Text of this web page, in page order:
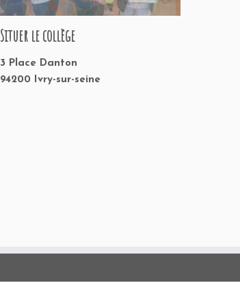
Situer le collège
3 Place Danton
94200 Ivry-sur-seine